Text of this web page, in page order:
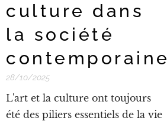
culture dans
la société
contemporaine
28/10/2025
L'art et la culture ont toujours
été des piliers essentiels de la vie